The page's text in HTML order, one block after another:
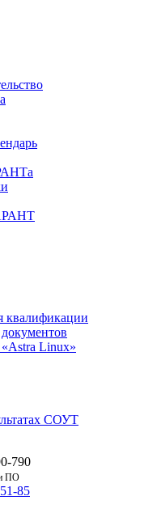
Linux»
СОУТ
790
ПО
85